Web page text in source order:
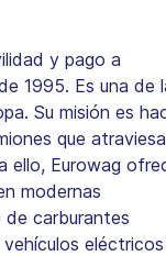
y pago a
1995. Es una de
Su misión es
que
ello, Eurowag
modernas
carburantes